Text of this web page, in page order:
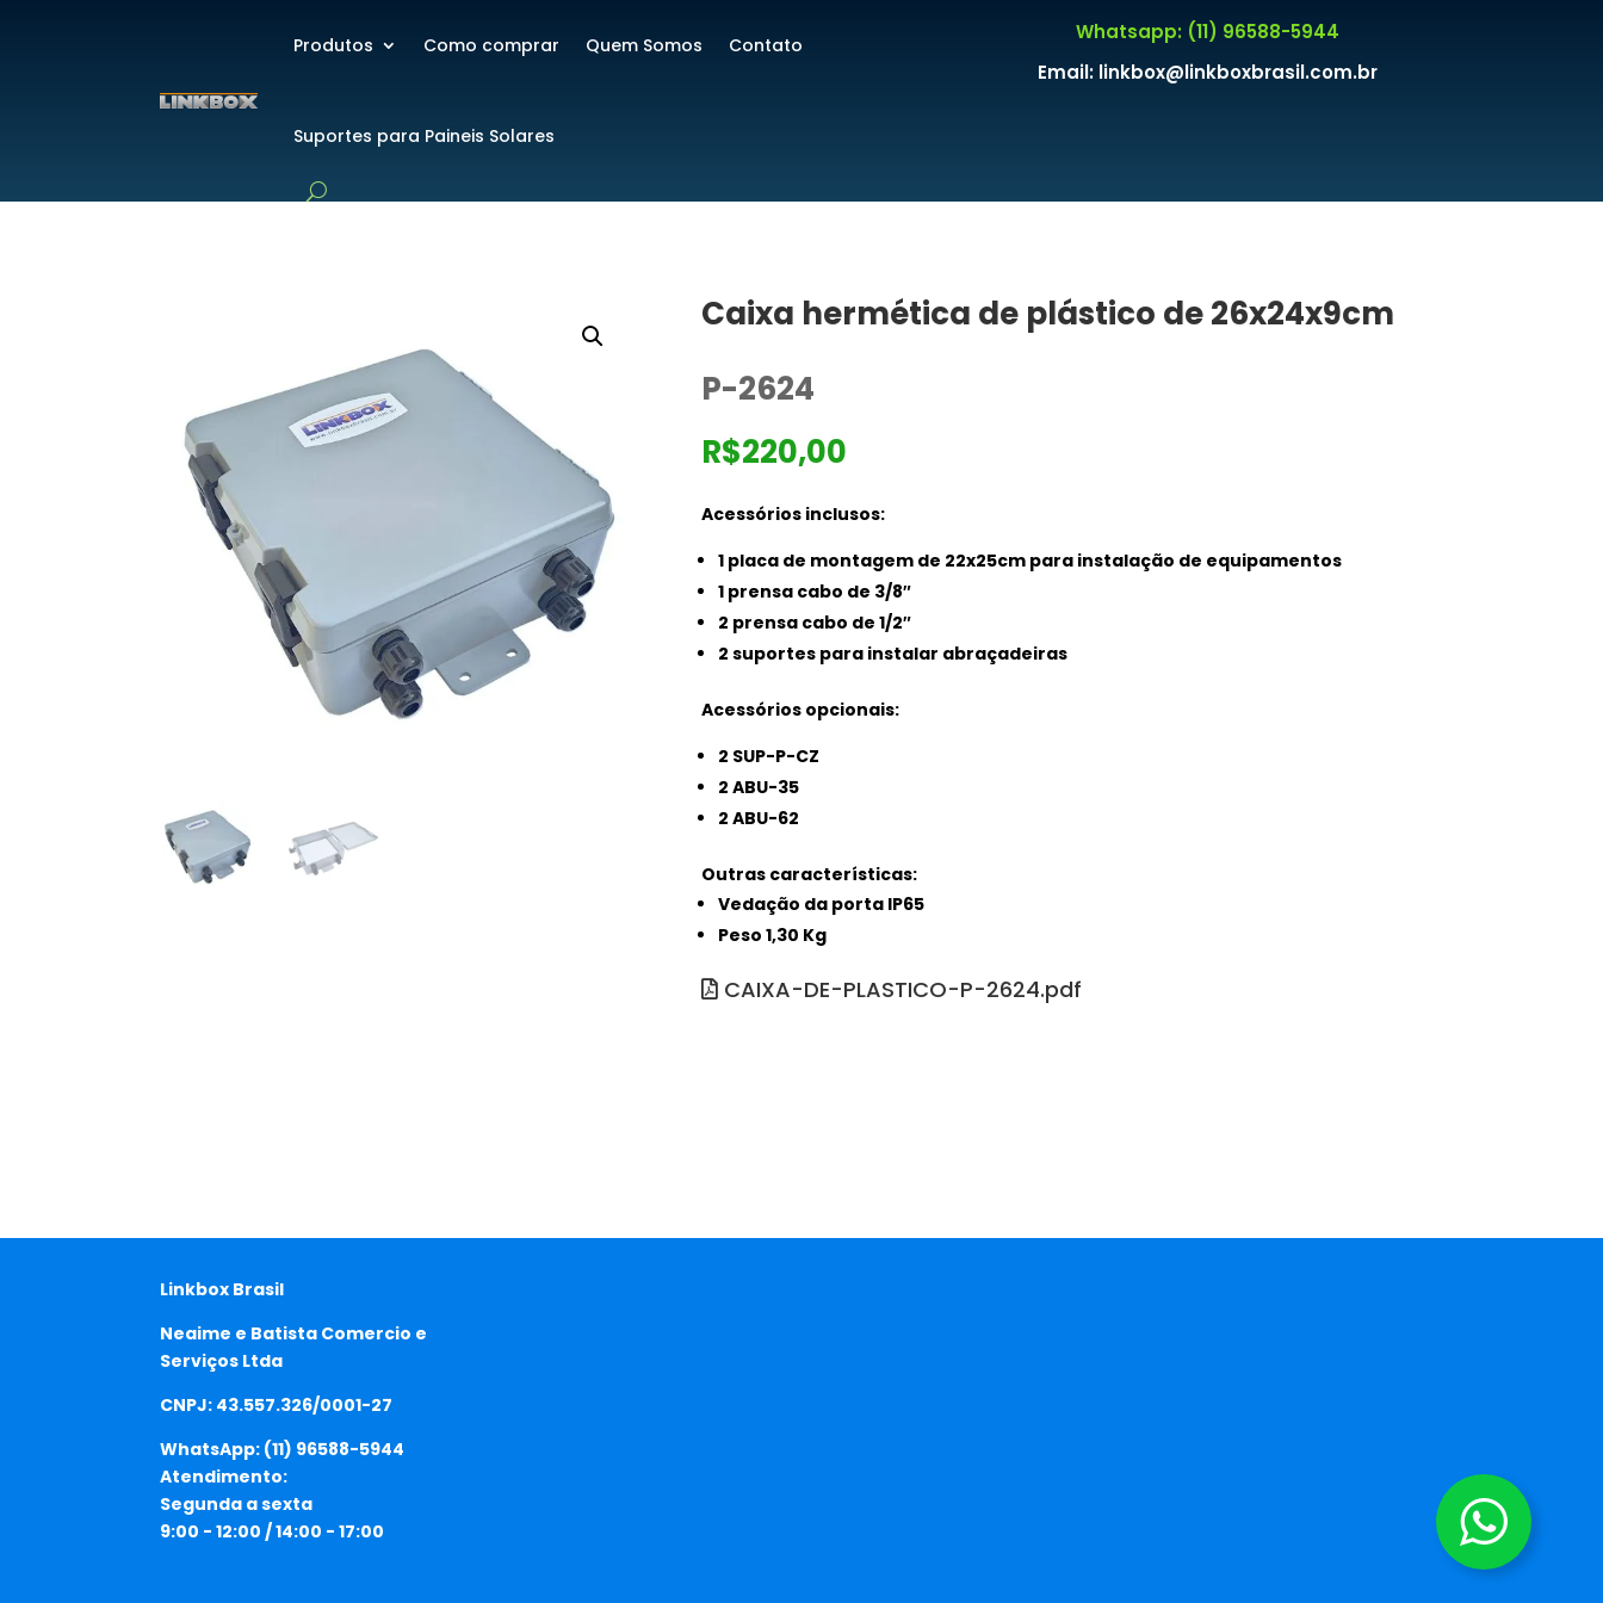
Produtos Como comprar Quem Somos Contato
Suportes para Paineis Solares
Whatsapp: (11) 96588-5944
Email: linkbox@linkboxbrasil.com.br
Caixa hermética de plástico de 26x24x9cm
P-2624
R$220,00
Acessórios inclusos:
1 placa de montagem de 22x25cm para instalação de equipamentos
1 prensa cabo de 3/8″
2 prensa cabo de 1/2″
2 suportes para instalar abraçadeiras
Acessórios opcionais:
2 SUP-P-CZ
2 ABU-35
2 ABU-62
Outras características:
Vedação da porta IP65
Peso 1,30 Kg
CAIXA-DE-PLASTICO-P-2624.pdf
Linkbox Brasil
Neaime e Batista Comercio e
Serviços Ltda
CNPJ: 43.557.326/0001-27
WhatsApp: (11) 96588-5944
Atendimento:
Segunda a sexta
9:00 - 12:00 / 14:00 - 17:00